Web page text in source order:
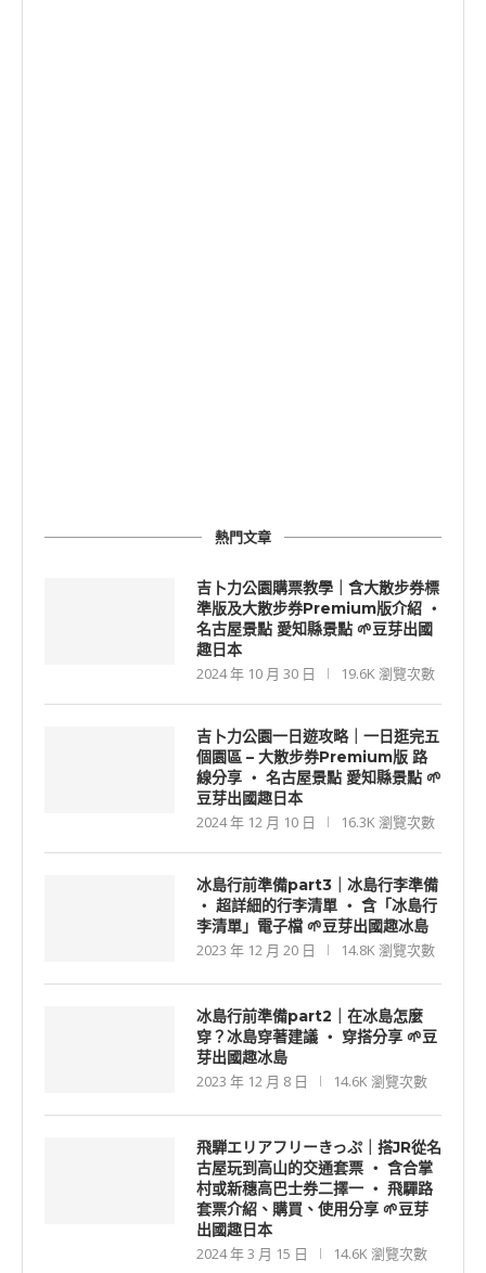
熱門文章
吉卜力公園購票教學｜含大散步券標
準版及大散步券Premium版介紹 ‧
名古屋景點 愛知縣景點 🌱豆芽出國
趣日本
2024 年 10 月 30 日
19.6K 瀏覽次數
吉卜力公園一日遊攻略｜一日逛完五
個園區 – 大散步券Premium版 路
線分享 ‧ 名古屋景點 愛知縣景點 🌱
豆芽出國趣日本
2024 年 12 月 10 日
16.3K 瀏覽次數
冰島行前準備part3｜冰島行李準備
‧ 超詳細的行李清單 ‧ 含「冰島行
李清單」電子檔 🌱豆芽出國趣冰島
2023 年 12 月 20 日
14.8K 瀏覽次數
冰島行前準備part2｜在冰島怎麼
穿？冰島穿著建議 ‧ 穿搭分享 🌱豆
芽出國趣冰島
2023 年 12 月 8 日
14.6K 瀏覽次數
飛騨エリアフリーきっぷ｜搭JR從名
古屋玩到高山的交通套票 ‧ 含合掌
村或新穗高巴士券二擇一 ‧ 飛驒路
套票介紹、購買、使用分享 🌱豆芽
出國趣日本
2024 年 3 月 15 日
14.6K 瀏覽次數